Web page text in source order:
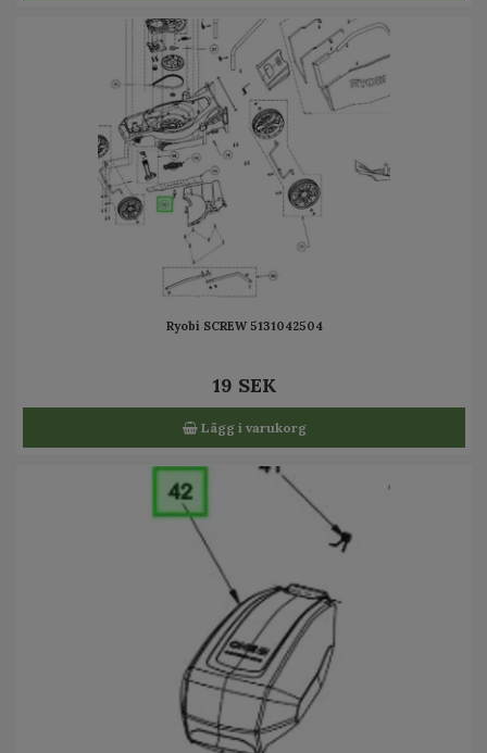
Ryobi SCREW 5131042504
19 SEK
Lägg i varukorg